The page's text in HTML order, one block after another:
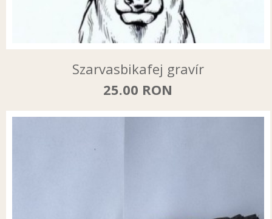
Szarvasbikafej gravír
25.00 RON